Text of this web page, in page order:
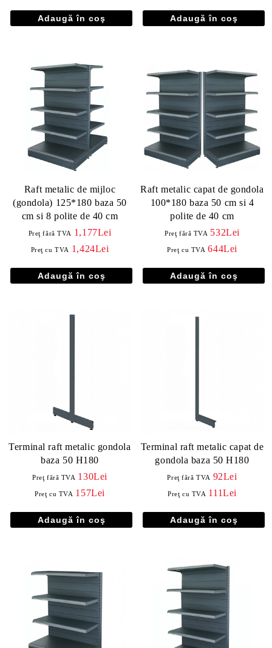
Raft metalic de mijloc
(gondola) 125*180 baza 50
cm si 8 polite de 40 cm
Preţ fără TVA 1,177Lei
Preţ cu TVA 1,424Lei
Raft metalic capat de gondola
100*180 baza 50 cm si 4
polite de 40 cm
Preţ fără TVA 532Lei
Preţ cu TVA 644Lei
Terminal raft metalic gondola
baza 50 H180
Preţ fără TVA 130Lei
Preţ cu TVA 157Lei
Terminal raft metalic capat de
gondola baza 50 H180
Preţ fără TVA 92Lei
Preţ cu TVA 111Lei